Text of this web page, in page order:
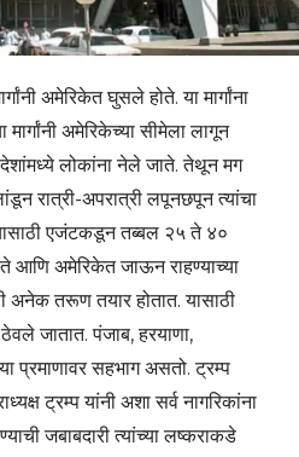
अमेरिकेत घुसले होते. या मार्गांना
अमेरिकेच्या सीमेला लागून
लोकांना नेले जाते. तेथून मग
रात्री-अपरात्री लपूनछपून त्यांचा
एजंटकडून तब्बल २५ ते ४०
आणि अमेरिकेत जाऊन राहण्याच्या
अनेक तरूण तयार होतात. यासाठी
जातात. पंजाब, हरयाणा,
प्रमाणावर सहभाग असतो. ट्रम्प
ट्रम्प यांनी अशा सर्व नागरिकांना
जबाबदारी त्यांच्या लष्कराकडे